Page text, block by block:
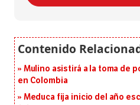
Mulino asistirá a la toma de
en Colombia
Meduca fija inicio del año